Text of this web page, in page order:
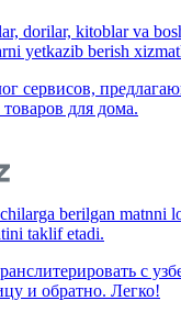
dorilar, kitoblar va
yetkazib berish
сервисов,
для дома.
berilgan matnni
taklif etadi.
с
и обратно. Легко!